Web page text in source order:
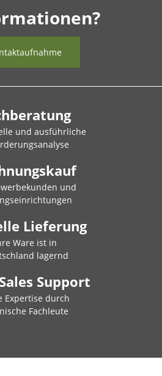
und ausführliche
und
Lieferung
Ware ist in
lagernd
Support
Expertise durch
Fachleute